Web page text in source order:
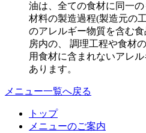
油は、全ての食材に同一
材料の製造過程(製造元の
のアレルギー物質を含む
房内の、 調理工程や食材
用食材に含まれないアレ
あります。
メニュー一覧へ戻る
トップ
メニューのご案内